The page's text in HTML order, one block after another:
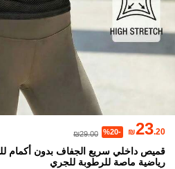
₪23.20
%20-
₪29.00
قميص داخلي سريع الجفاف بدون أكمام
رياضية ماصة للرطوبة للجري